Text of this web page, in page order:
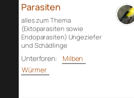
Parasiten
alles zum Thema
(Ektoparasiten sowie
Endoparasiten) Ungeziefer
und Schädlinge
Unterforen:
Milben
Würmer